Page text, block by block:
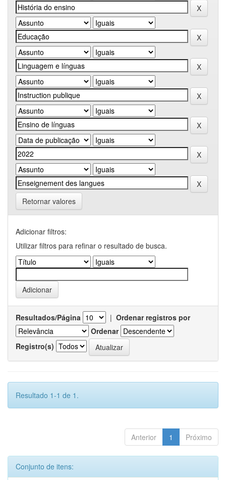
Retornar valores
Adicionar filtros:
Utilizar filtros para refinar o resultado de busca.
Resultados/Página | Ordenar registros por
Ordenar
Registro(s)
Resultado 1-1 de 1.
Anterior 1 Próximo
Conjunto de itens: